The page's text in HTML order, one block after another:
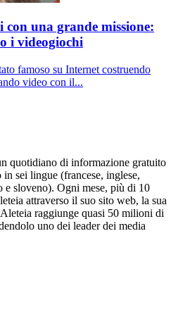
una grande missione:
i videogiochi
famoso su Internet costruendo
video con il...
quotidiano di informazione gratuito
sei lingue (francese, inglese,
e sloveno). Ogni mese, più di 10
attraverso il suo sito web, la sua
raggiunge quasi 50 milioni di
uno dei leader dei media